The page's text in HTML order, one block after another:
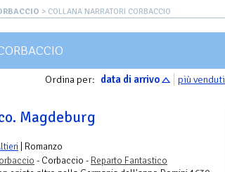
> COLLANA NARRATORI CORBACCIO
Ordina per: data di arrivo più venduti
Magdeburg
| Romanzo
- Corbaccio - Reparto Fantastico